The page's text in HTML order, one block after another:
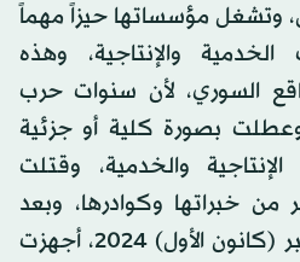
وتشغل مؤسساتها حيزاً مهماً
والإنتاجية، وهذه
السوري، لأن سنوات حرب
بصورة كلية أو جزئية
والخدمية، وقتلت
خبراتها وكوادرها، وبعد
إسقاط النظام في ديسمبر (كانون الأول) 2024، أجهزت